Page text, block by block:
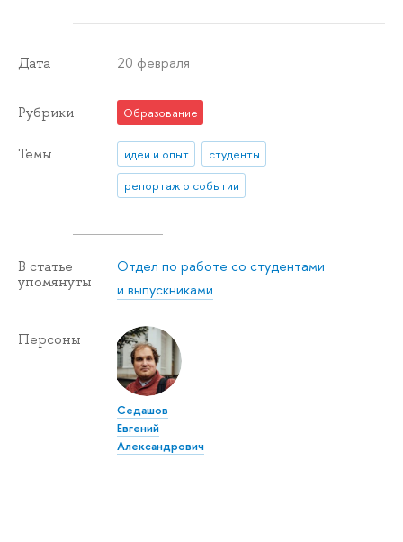
Дата 20 февраля
Рубрики Образование
Темы идеи и опыт
студенты
репортаж о событии
В статье
упомянуты
Отдел по работе со студентами
и выпускниками
Персоны
Седашов
Евгений
Александрович